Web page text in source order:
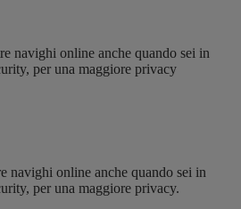
navighi online anche quando sei in
per una maggiore privacy
navighi online anche quando sei in
per una maggiore privacy.